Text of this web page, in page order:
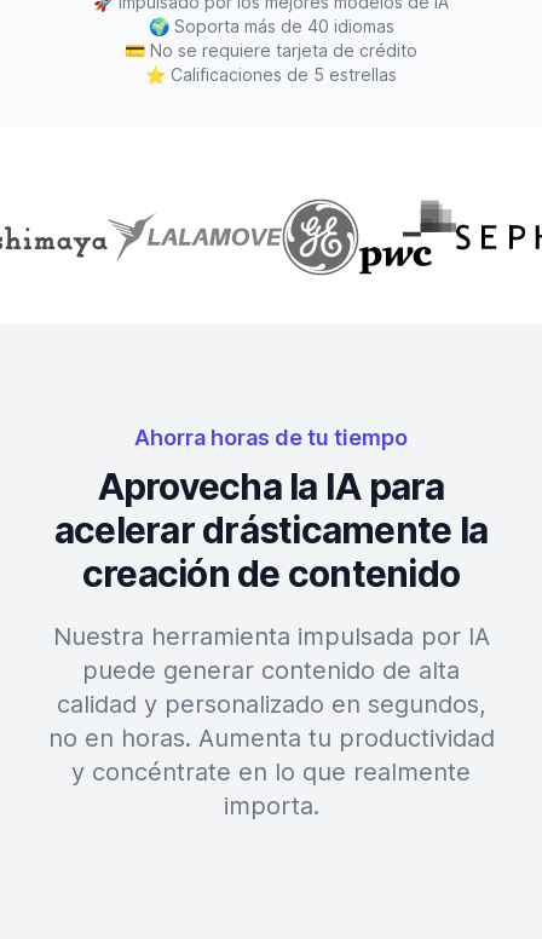
🌍 Soporta más de 40 idiomas
💳 No se requiere tarjeta de crédito
⭐ Calificaciones de 5 estrellas
Ahorra horas de tu tiempo
Aprovecha la IA para
acelerar drásticamente la
creación de contenido
Nuestra herramienta impulsada por IA
puede generar contenido de alta
calidad y personalizado en segundos,
no en horas. Aumenta tu productividad
y concéntrate en lo que realmente
importa.